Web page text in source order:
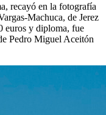
recayó en la fotografía
Machuca, de Jerez
euros y diploma, fue
Pedro Miguel Aceitón